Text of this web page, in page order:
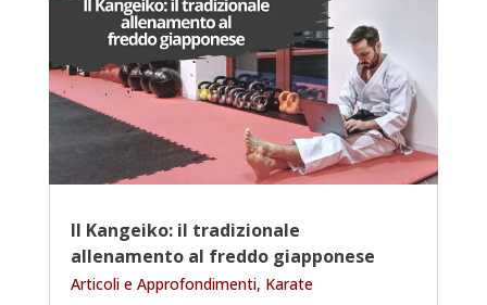
Il Kangeiko: il tradizionale
allenamento al freddo giapponese
Articoli e Approfondimenti, Karate